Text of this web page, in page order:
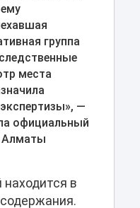
группа
места
—
официальный
Алматы
в